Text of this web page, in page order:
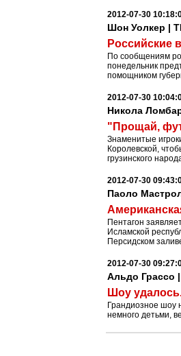
2012-07-30
Шон Уолкер |
Российские
По сообщениям
понедельник
помощником
2012-07-30
Никола
"Прощай,
Знаменитые
Королевской,
грузинского
2012-07-30
Паоло
Пентагон
Исламской
Персидском
2012-07-30
Альдо Грассо
Шоу
Грандиозное шоу
немного детьми,